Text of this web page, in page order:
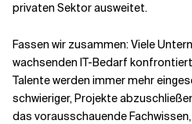
Verwandte Themen
privaten Sektor ausweitet.
Fassen wir zusammen: Viele
wachsenden IT-Bedarf
Talente werden immer mehr
schwieriger, Projekte
das vorausschauende